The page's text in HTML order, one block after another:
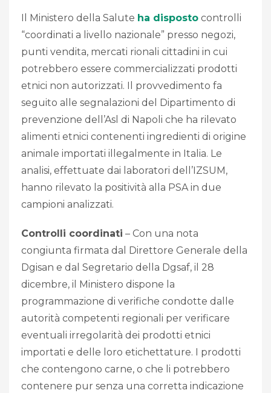
Il Ministero della Salute ha disposto controlli
“coordinati a livello nazionale” presso negozi,
punti vendita, mercati rionali cittadini in cui
potrebbero essere commercializzati prodotti
etnici non autorizzati. Il provvedimento fa
seguito alle segnalazioni del Dipartimento di
prevenzione dell’Asl di Napoli che ha rilevato
alimenti etnici contenenti ingredienti di origine
animale importati illegalmente in Italia. Le
analisi, effettuate dai laboratori dell’IZSUM,
hanno rilevato la positività alla PSA in due
campioni analizzati.
Controlli coordinati – Con una nota
congiunta firmata dal Direttore Generale della
Dgisan e dal Segretario della Dgsaf, il 28
dicembre, il Ministero dispone la
programmazione di verifiche condotte dalle
autorità competenti regionali per verificare
eventuali irregolarità dei prodotti etnici
importati e delle loro etichettature. I prodotti
che contengono carne, o che li potrebbero
contenere pur senza una corretta indicazione